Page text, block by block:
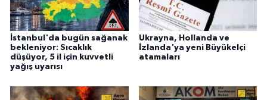
İstanbul'da bugün sağanak
bekleniyor: Sıcaklık
düşüyor, 5 il için kuvvetli
yağış uyarısı
Ukrayna, Hollanda ve
İzlanda'ya yeni Büyükelçi
atamaları